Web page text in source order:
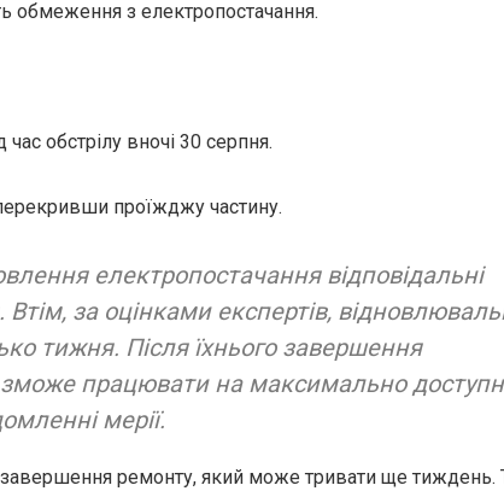
обмеження з електропостачання.
обстрілу вночі 30 серпня.
проїжджу частину.
електропостачання відповідальні
за оцінками експертів,
тижня. Після їхнього завершення
зможе працювати на максимально
мерії.
завершення ремонту, який може тривати ще тиждень.